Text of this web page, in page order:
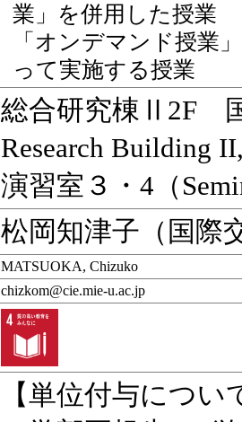
業」を併用した授業
「オンデマンド授業
って実施する授業
総合研究棟Ⅱ2F
Research Building
演習室３・4（
松岡知津子（国際
MATSUOKA, Chizuko
chizkom@cie.mie-u.ac.jp
【単位付与につい